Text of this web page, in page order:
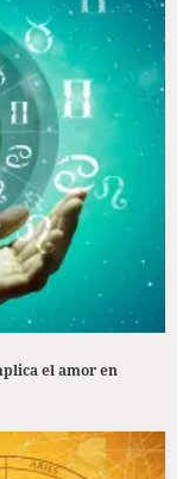
el amor en